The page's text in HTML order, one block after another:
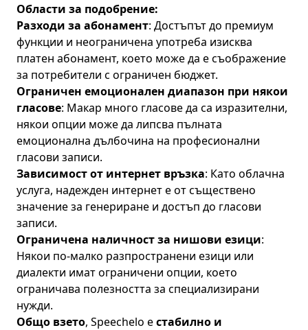
Области за подобрение:
Разходи за абонамент: Достъпът до премиум
функции и неограничена употреба изисква
платен абонамент, което може да е съображение
за потребители с ограничен бюджет.
Ограничен емоционален диапазон при някои
гласове: Макар много гласове да са изразителни,
някои опции може да липсва пълната
емоционална дълбочина на професионални
гласови записи.
Зависимост от интернет връзка: Като облачна
услуга, надежден интернет е от съществено
значение за генериране и достъп до гласови
записи.
Ограничена наличност за нишови езици:
Някои по-малко разпространени езици или
диалекти имат ограничени опции, което
ограничава полезността за специализирани
нужди.
Общо взето, Speechelo естабилно и